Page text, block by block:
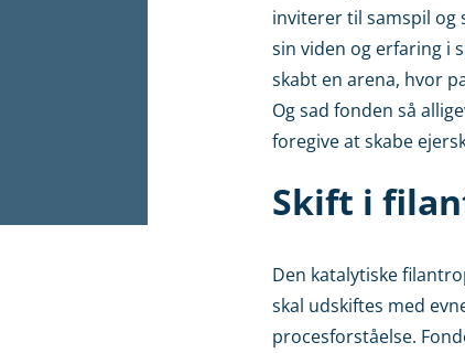
inviterer til samspil og
sin viden og erfaring i
skabt en arena, hvor
Og sad fonden så
foregive at skabe
Skift i
Den katalytiske
skal udskiftes med
procesforståelse.